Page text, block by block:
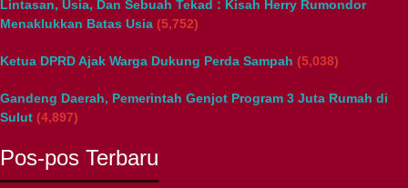
Lintasan, Usia, Dan Sebuah Tekad : Kisah Herry Rumondor
Menaklukkan Batas Usia (5,752)
Ketua DPRD Ajak Warga Dukung Perda Sampah (5,038)
Gandeng Daerah, Pemerintah Genjot Program 3 Juta Rumah di
Sulut (4,897)
Pos-pos Terbaru